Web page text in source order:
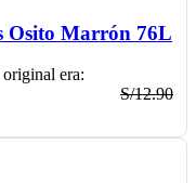
Osito Marrón 76L
S/12.90
era: